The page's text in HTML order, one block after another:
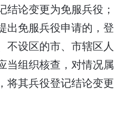
结论变更为免服兵役；
出免服兵役申请的，登
不设区的市、市辖区人
当组织核查，对情况属
将其兵役登记结论变更